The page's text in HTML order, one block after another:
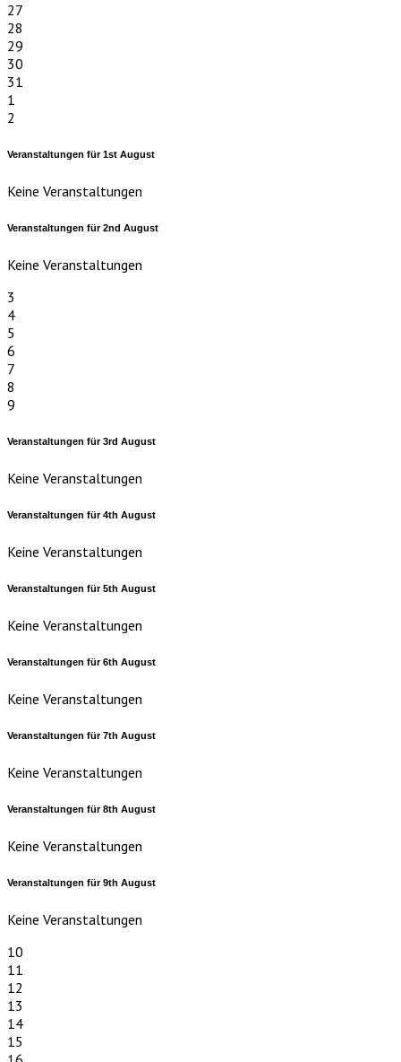
27
28
29
30
31
1
2
Veranstaltungen für1st August
Keine Veranstaltungen
Veranstaltungen für2nd August
Keine Veranstaltungen
3
4
5
6
7
8
9
Veranstaltungen für3rd August
Keine Veranstaltungen
Veranstaltungen für4th August
Keine Veranstaltungen
Veranstaltungen für5th August
Keine Veranstaltungen
Veranstaltungen für6th August
Keine Veranstaltungen
Veranstaltungen für7th August
Keine Veranstaltungen
Veranstaltungen für8th August
Keine Veranstaltungen
Veranstaltungen für9th August
Keine Veranstaltungen
10
11
12
13
14
15